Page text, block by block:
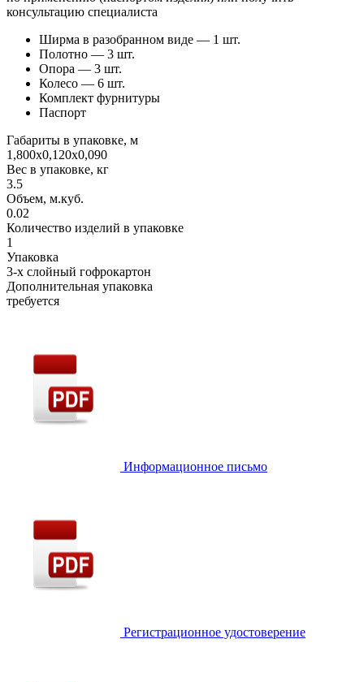
консультацию специалиста
Ширма в разобранном виде — 1 шт.
Полотно — 3 шт.
Опора — 3 шт.
Колесо — 6 шт.
Комплект фурнитуры
Паспорт
Габариты в упаковке, м
1,800х0,120х0,090
Вес в упаковке, кг
3.5
Объем, м.куб.
0.02
Количество изделий в упаковке
1
Упаковка
3-х слойный гофрокартон
Дополнительная упаковка
требуется
Информационное письмо
Регистрационное удостоверение